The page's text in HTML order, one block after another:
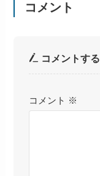
コメント
コメントする
コメント ※